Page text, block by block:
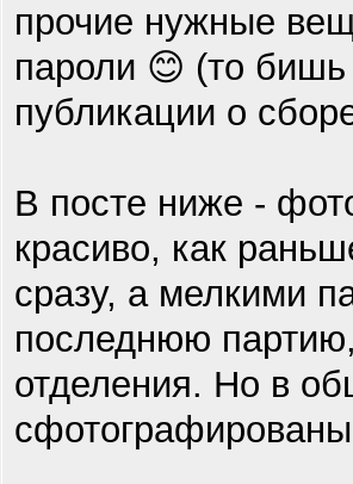
прочие нужные
пароли 😊 (то
публикации о
В посте ниже -
красиво, как
сразу, а мелкими
последнюю
отделения. Но в